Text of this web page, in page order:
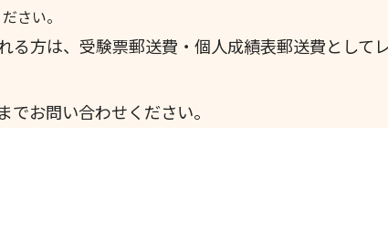
さい。
る方は、受験票郵送費・個人成績表郵送費として
お問い合わせください。